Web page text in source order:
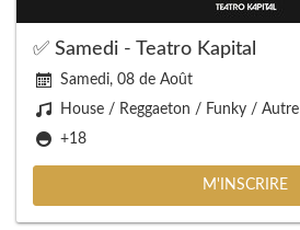
✅ Samedi - Teatro Kapital
Samedi, 08 de Août
House / Reggaeton / Funky / Autre
+18
M'INSCRIRE